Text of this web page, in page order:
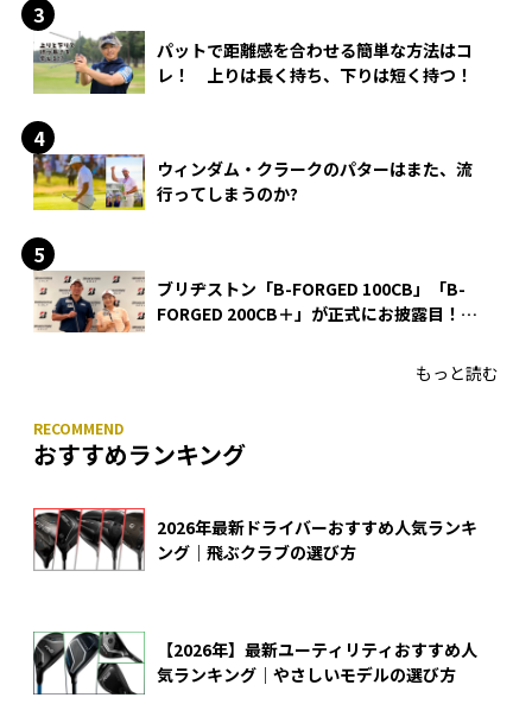
パットで距離感を合わせる簡単な方法はコ
レ！ 上りは長く持ち、下りは短く持つ！
ウィンダム・クラークのパターはまた、流
行ってしまうのか?
ブリヂストン「B-FORGED 100CB」「B-
FORGED 200CB＋」が正式にお披露目！
もっと読む
おすすめランキング
2026年最新ドライバーおすすめ人気ランキ
ング｜飛ぶクラブの選び方
【2026年】最新ユーティリティおすすめ人
気ランキング｜やさしいモデルの選び方